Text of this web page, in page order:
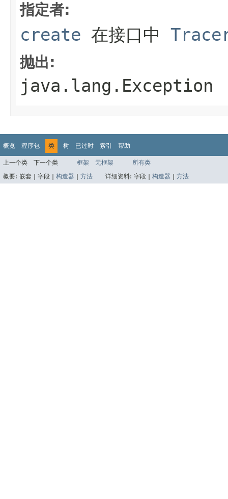
指定者:
create 在接口中
抛出:
java.lang.Exception
概览 程序包 类 树 已过时 索引 帮助
上一个类 下一个类 框架 无框架
所有类
概要: 嵌套 | 字段 | 构造器 方法 详细资料: 字段 | 构造器 方法